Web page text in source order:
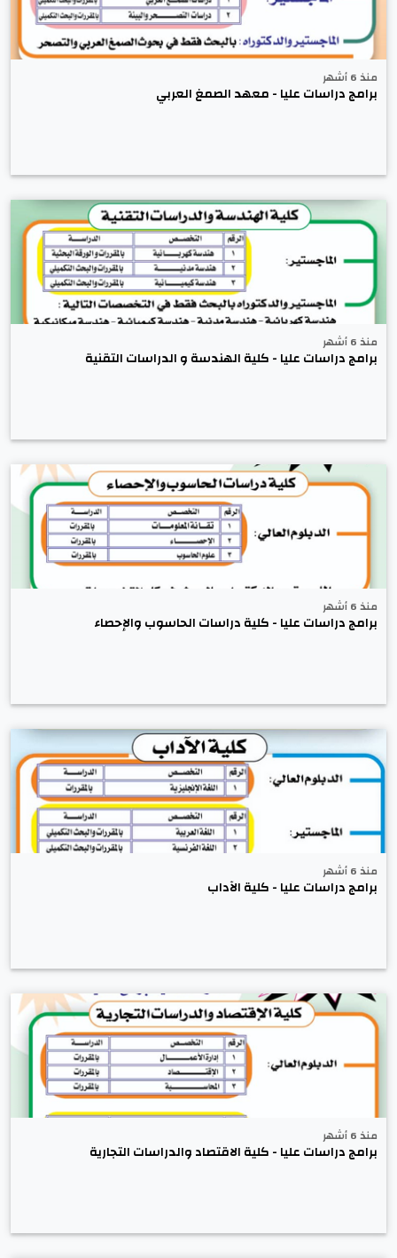
منذ 6 أشهر
برامج دراسات عليا - معهد الصمغ العربي
منذ 6 أشهر
برامج دراسات عليا - كلية الهندسة و الدراسات التقنية
منذ 6 أشهر
برامج دراسات عليا - كلية دراسات الحاسوب والإحصاء
منذ 6 أشهر
برامج دراسات عليا - كلية الآداب
منذ 6 أشهر
برامج دراسات عليا - كلية الاقتصاد والدراسات التجارية